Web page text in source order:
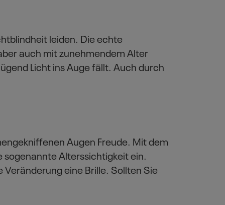
leiden. Die echte
auch mit zunehmendem Alter
Licht ins Auge fällt. Auch durch
Augen Freude. Mit dem
Alterssichtigkeit ein.
eine Brille. Sollten Sie